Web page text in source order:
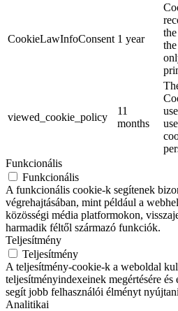
CookieLawInfoConsent 1 year
viewed_cookie_policy
11
months
Funkcionális
Funkcionális
A funkcionális cookie-k segítenek
végrehajtásában, mint például a
közösségi média platformokon,
harmadik féltől származó funkciók.
Teljesítmény
Teljesítmény
A teljesítmény-cookie-k a weboldal
teljesítményindexeinek megértésére és
segít jobb felhasználói élményt
Analitikai